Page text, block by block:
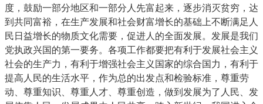
度，鼓励一部分地区和一部分人先富起来，逐步消灭贫穷，达
到共同富裕，在生产发展和社会财富增长的基础上不断满足人
民日益增长的物质文化需要，促进人的全面发展。发展是我们
党执政兴国的第一要务。各项工作都要把有利于发展社会主义
社会的生产力，有利于增强社会主义国家的综合国力，有利于
提高人民的生活水平，作为总的出发点和检验标准，尊重劳
动、尊重知识、尊重人才、尊重创造，做到发展为了人民、发